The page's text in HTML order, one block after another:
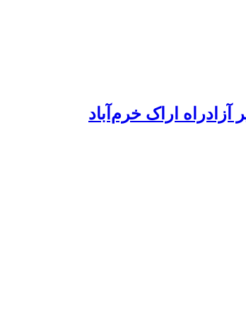
اراک خرم‌آباد